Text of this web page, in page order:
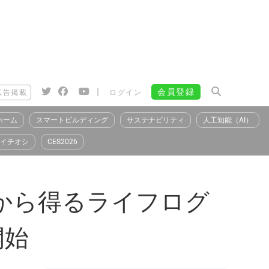
告掲載 | ログイン 会員登録
ーム スマートビルディング サステナビリティ 人工知能（AI）
イチオシ CES2026
ら得るライフログ